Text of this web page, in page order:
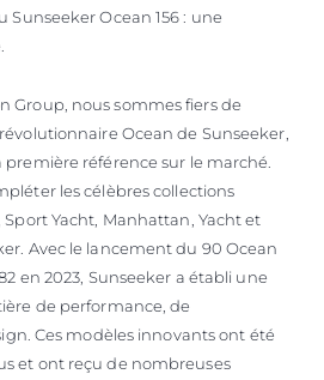
Ocean 156 : une
Group, nous sommes fiers de
Ocean de Sunseeker,
référence sur le marché.
les célèbres collections
Yacht, Manhattan, Yacht et
Avec le lancement du 90 Ocean
en 2023, Sunseeker a établi une
de performance, de
Ces modèles innovants ont été
et ont reçu de nombreuses